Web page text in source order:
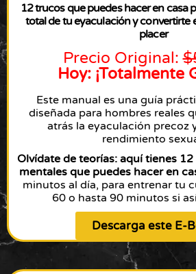
12 trucos que puedes hacer en casa
total de tu eyaculación y convertirte
placer
Precio Original:
Hoy: ¡Totalmente
Este manual es una guía
diseñada para hombres reales
atrás la eyaculación precoz
rendimiento
Olvídate de teorías: aquí tienes
mentales que puedes hacer en
minutos al día, para entrenar tu
60 o hasta 90 minutos si
Descarga este E-